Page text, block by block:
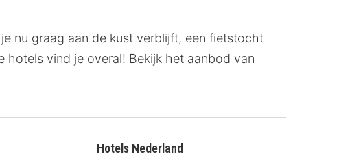
nu graag aan de kust verblijft, een fietstocht
hotels vind je overal! Bekijk het aanbod van
Hotels Nederland